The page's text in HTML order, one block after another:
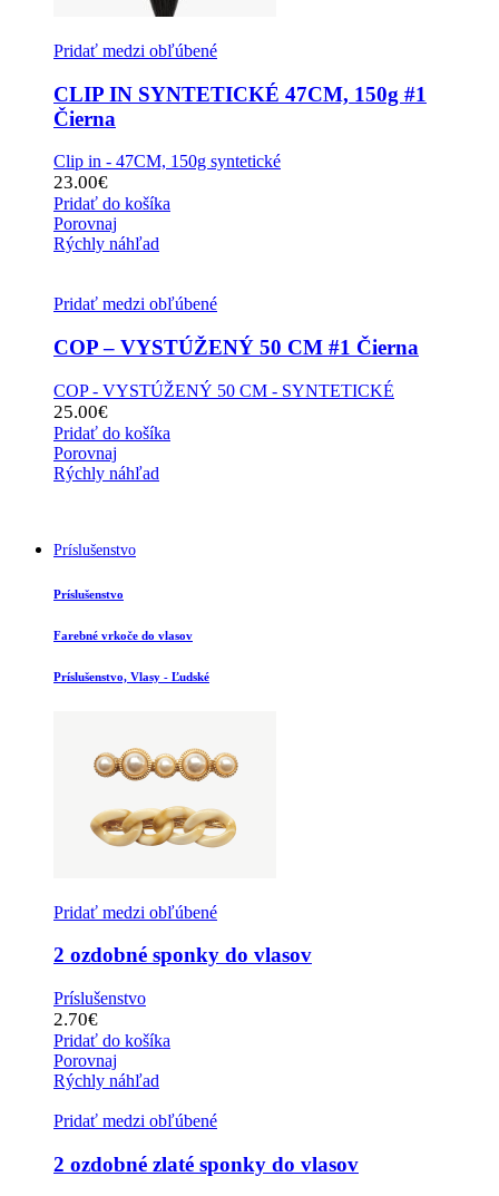
Pridať medzi obľúbené
CLIP IN SYNTETICKÉ 47CM, 150g #1
Čierna
Clip in - 47CM, 150g syntetické
23.00€
Pridať do košíka
Porovnaj
Rýchly náhľad
Pridať medzi obľúbené
COP – VYSTÚŽENÝ 50 CM #1 Čierna
COP - VYSTÚŽENÝ 50 CM - SYNTETICKÉ
25.00€
Pridať do košíka
Porovnaj
Rýchly náhľad
Príslušenstvo
Príslušenstvo
Farebné vrkoče do vlasov
Príslušenstvo, Vlasy - Ľudské
Pridať medzi obľúbené
2 ozdobné sponky do vlasov
Príslušenstvo
2.70€
Pridať do košíka
Porovnaj
Rýchly náhľad
Pridať medzi obľúbené
2 ozdobné zlaté sponky do vlasov